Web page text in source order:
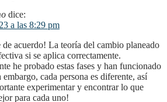
dice:
a las 8:29 pm
si se aplica correctamente.
he probado estas fases y han funcionado
cada persona es diferente, así
experimentar y encontrar lo que
para cada uno!